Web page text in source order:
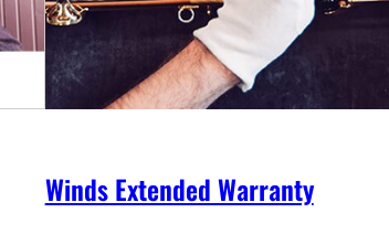
Winds Extended Warranty